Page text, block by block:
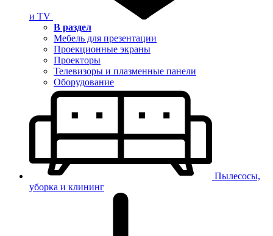
и TV
В раздел
Мебель для презентации
Проекционные экраны
Проекторы
Телевизоры и плазменные панели
Оборудование
Пылесосы,
уборка и клининг